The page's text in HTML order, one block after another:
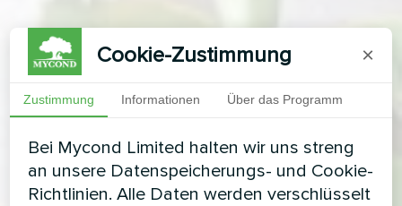
Cookie-Zustimmung ×
Zustimmung Informationen Über das Programm
Bei Mycond Limited halten wir uns streng
an unsere Datenspeicherungs- und Cookie-
Richtlinien. Alle Daten werden verschlüsselt